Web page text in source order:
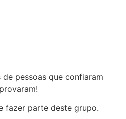
de pessoas que confiaram
fazer parte deste grupo.